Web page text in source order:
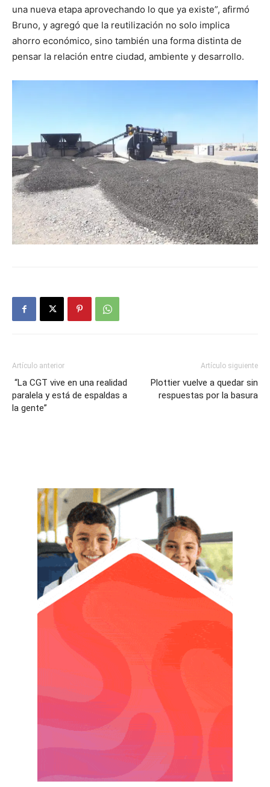
una nueva etapa aprovechando lo que ya existe”, afirmó
Bruno, y agregó que la reutilización no solo implica
ahorro económico, sino también una forma distinta de
pensar la relación entre ciudad, ambiente y desarrollo.
Artículo anterior
“La CGT vive en una realidad
paralela y está de espaldas a
la gente”
Artículo siguiente
Plottier vuelve a quedar sin
respuestas por la basura